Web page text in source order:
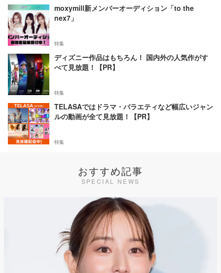
moxymill新メンバーオーディション「to the
nex7」
特集
ディズニー作品はもちろん！ 国内外の人気作がす
べて見放題！【PR】
特集
TELASAではドラマ・バラエティなど幅広いジャン
ルの動画が全て見放題！【PR】
特集
おすすめ記事
SPECIAL NEWS